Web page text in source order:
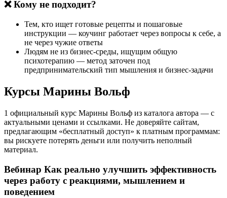
❌ Кому не подходит?
Тем, кто ищет готовые рецепты и пошаговые
инструкции — коучинг работает через вопросы к себе, а
не через чужие ответы
Людям не из бизнес-среды, ищущим общую
психотерапию — метод заточен под
предпринимательский тип мышления и бизнес-задачи
Курсы Марины Вольф
1 официальный курс Марины Вольф из каталога автора — с
актуальными ценами и ссылками. Не доверяйте сайтам,
предлагающим «бесплатный доступ» к платным программам:
вы рискуете потерять деньги или получить неполный
материал.
Вебинар Как реально улучшить эффективность
через работу с реакциями, мышлением и
поведением